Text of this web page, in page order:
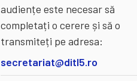
audiențe este necesar să
completați o cerere și să o
transmiteți pe adresa:
secretariat@ditl5.ro